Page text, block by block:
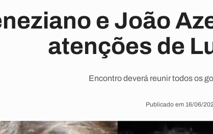
e João
atenções de
Encontro deverá reunir todos os
Publicado em 16/06/